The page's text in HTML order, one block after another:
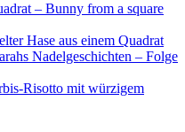
– Bunny from a square
Hase aus einem Quadrat
Nadelgeschichten – Folge
Risotto mit würzigem